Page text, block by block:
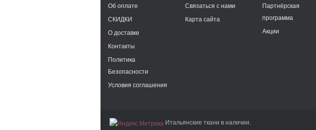
Об оплате
СКИДКИ
О доставке
Контакты
Политика
Безопасности
Условия соглашения
Связаться с нами
Карта сайта
Партнёрская
программа
Акции
Итальянские ткани в наличии.